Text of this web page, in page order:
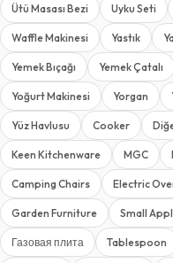
Ütü Masası Bezi Uyku Seti
Waffle Makinesi Yastık
Yemek Bıçağı Yemek Çatalı
Yoğurt Makinesi Yorgan
Yüz Havlusu Cooker
Keen Kitchenware MGC
Camping Chairs Electric
Garden Furniture Small
Газовая плита Tablespoon